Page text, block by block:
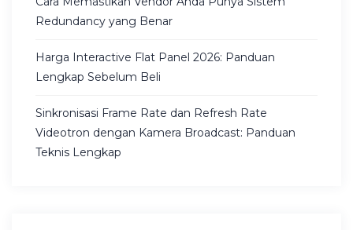
Redundancy yang Benar
Harga Interactive Flat Panel 2026: Panduan
Lengkap Sebelum Beli
Sinkronisasi Frame Rate dan Refresh Rate
Videotron dengan Kamera Broadcast: Panduan
Teknis Lengkap